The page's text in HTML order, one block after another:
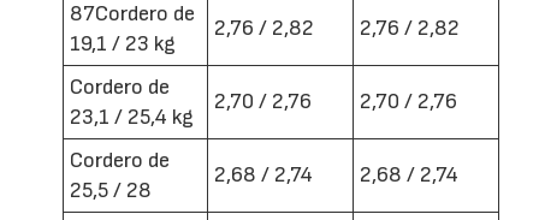
87Cordero de
19,1 / 23 kg
2,76 / 2,82 2,76 / 2,82
Cordero de
23,1 / 25,4 kg
2,70 / 2,76 2,70 / 2,76
Cordero de
25,5 / 28
2,68 / 2,74 2,68 / 2,74